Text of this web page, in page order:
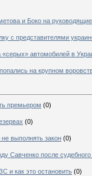
и Боко на
с представителями
автомобилей в
на крупном
премьером (0)
(0)
выполнять закон (0)
Савченко после
и как это остановить (0)